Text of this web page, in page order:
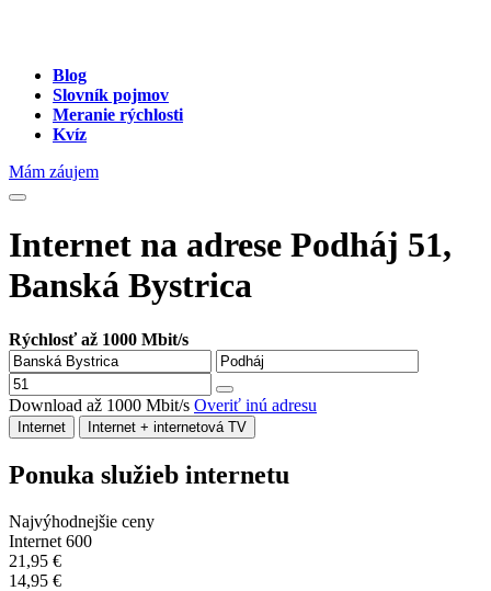
Blog
Slovník pojmov
Meranie rýchlosti
Kvíz
Mám záujem
Internet na adrese Podháj 51,
Banská Bystrica
Rýchlosť až 1000 Mbit/s
Download až 1000 Mbit/s Overiť inú adresu
Internet Internet + internetová TV
Ponuka služieb internetu
Najvýhodnejšie ceny
Internet 600
21,95 €
14,95 €